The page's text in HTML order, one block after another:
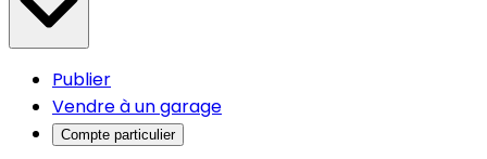
Publier
Vendre à un garage
Compte particulier